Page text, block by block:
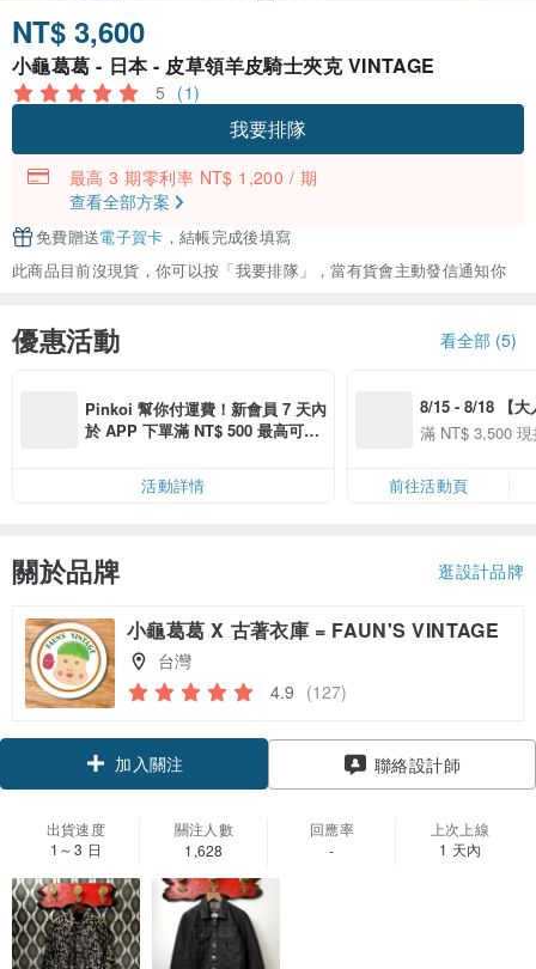
NT$ 3,600
小龜葛葛 - 日本 - 皮草領羊皮騎士夾克 VINTAGE
5 (1)
我要排隊
最高 3 期零利率 NT$ 1,200 / 期
查看全部方案
免費贈送電子賀卡 ，結帳完成後填寫
此商品目前沒現貨，你可以按「我要排隊」，當有貨會主動發信通知你
優惠活動 看全部 (5)
Pinkoi 幫你付運費！新會員 7 天內
於 APP 下單滿 NT$ 500 最高可折
活動詳情
8/15 - 8/18 【大
季】滿
50
滿 NT$ 3,500
前往活動頁
關於品牌 逛設計品牌
小龜葛葛 X 古著衣庫 = FAUN'S VINTAGE
台灣
4.9 (127)
加入關注 聯絡設計師
出貨速度
1～3 日
關注人數
1,628
回應率
-
上次上線
1 天內